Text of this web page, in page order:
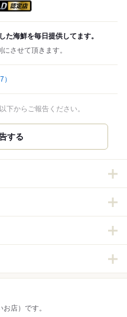
た海鮮を毎日提供してます。
させて頂きます。
）
からご報告ください。
する
店）です。